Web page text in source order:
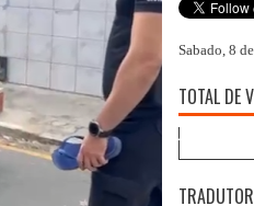
Sabado, 8
TOTAL DE
TRADUTOR